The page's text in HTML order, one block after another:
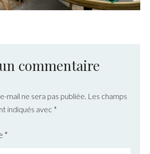
commentaire
mail ne sera pas publiée. Les champs
indiqués avec *
*